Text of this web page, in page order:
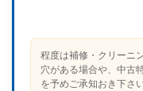
程度は補修・クリーニ
穴がある場合や、中古
を予めご承知おき下さい